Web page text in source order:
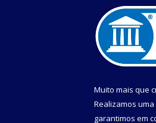
Muito mais que
Realizamos uma
garantimos em